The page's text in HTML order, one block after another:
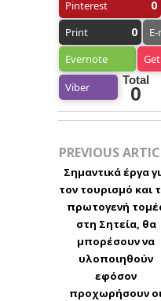
Pinterest
0
Print 0
Evernote
Viber
Total
0
PREVIOUS
Σημαντικά έργα
τον τουρισμό και
πρωτογενή
στη Σητεία, θα
μπορέσουν να
υλοποιηθούν
εφόσον
προχωρήσουν